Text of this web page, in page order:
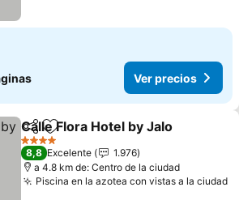
Ver precios
CompartirAgregar a favoritos
Calle Flora Hotel by Jalo
4 Estrellas
8,8 Excelente
1.976
a 4.8 km de: Centro de la ciudad
Piscina en la azotea con vistas a la ciudad